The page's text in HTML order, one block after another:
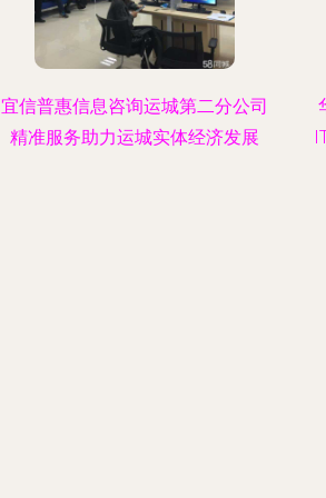
宜信普惠信息咨询运城第二分公司
精准服务助力运城实体经济发展